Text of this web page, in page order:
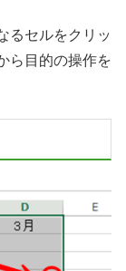
るセルをクリッ
ら目的の操作を